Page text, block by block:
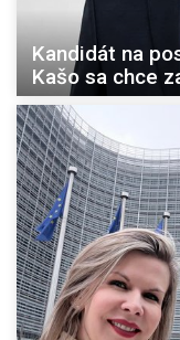
Kandidát na
Kašo sa chce